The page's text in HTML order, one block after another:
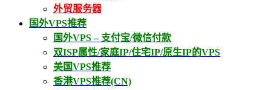
外贸服务器
国外VPS推荐
国外VPS – 支付宝/微信付款
双ISP属性/家庭IP/住宅IP/原生IP的VPS
美国VPS推荐
香港VPS推荐(CN)